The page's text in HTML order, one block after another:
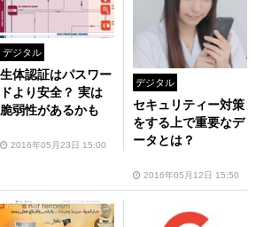
デジタル
生体認証はパスワー
ドより安全？ 実は
脆弱性があるかも
2016年05月23日 15:00
デジタル
セキュリティー対策
をする上で重要なデ
ータとは？
2016年05月12日 15:50